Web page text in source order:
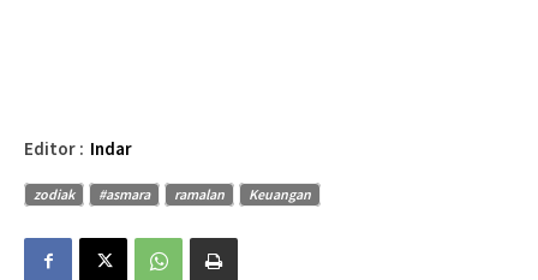
Editor : Indar
zodiak #asmara ramalan Keuangan